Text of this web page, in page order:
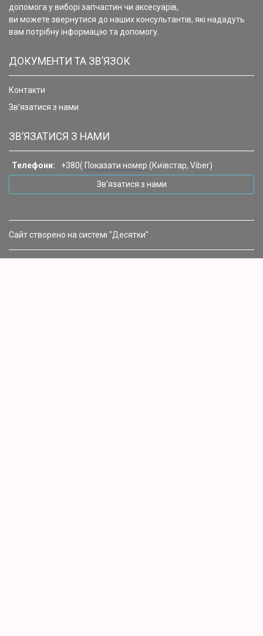
допомога у виборі запчастин чи аксесуарів,
ви можете звернутися до наших консультантів, які нададуть
вам потрібну інформацію та допомогу.
ДОКУМЕНТИ ТА ЗВ’ЯЗОК
Контакти
Зв’язатися з нами
ЗВ’ЯЗАТИСЯ З НАМИ
Телефони: +380( Показати номер (Київстар, Viber)
Зв’язатися з нами
Сайт створено на системі "Десятки"